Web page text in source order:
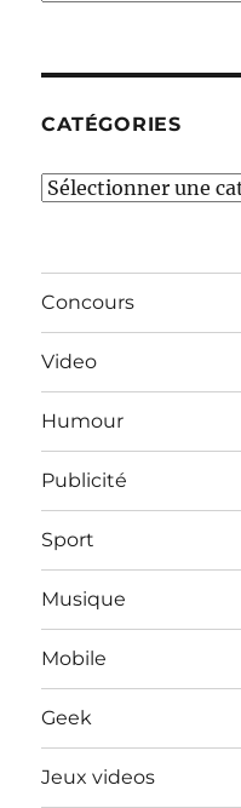
CATÉGORIES
Catégories
Concours
Video
Humour
Publicité
Sport
Musique
Mobile
Geek
Jeux videos